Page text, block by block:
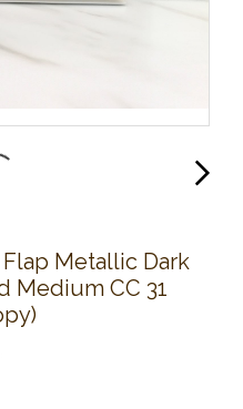
Metallic Dark
Medium CC 31